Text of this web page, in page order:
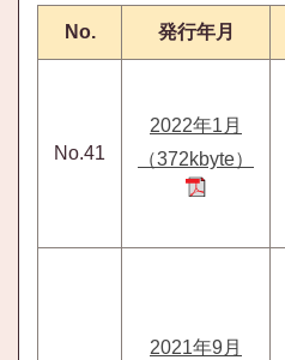
No. 発行年月
No.41
2022年1月
（372kbyte）
2021年9月